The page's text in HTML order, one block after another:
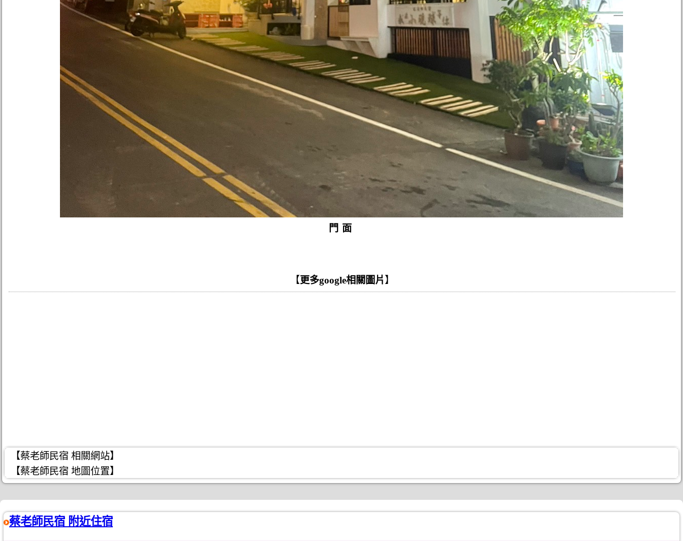
門面
【更多google相關圖片 】
【蔡老師民宿 相關網站】
【蔡老師民宿 地圖位置】
蔡老師民宿 附近住宿